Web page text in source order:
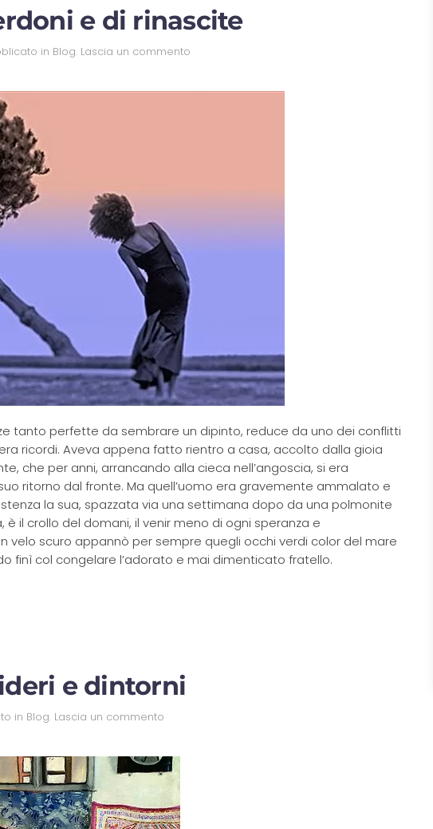
e di rinascite
in Blog. Lascia un commento
tanto perfette da sembrare un dipinto, reduce da uno dei conflitti
ricordi. Aveva appena fatto rientro a casa, accolto dalla gioia
che per anni, arrancando alla cieca nell’angoscia, si era
ritorno dal fronte. Ma quell’uomo era gravemente ammalato e
la sua, spazzata via una settimana dopo da una polmonite
il crollo del domani, il venir meno di ogni speranza e
velo scuro appannò per sempre quegli occhi verdi color del mare
finì col congelare l’adorato e mai dimenticato fratello.
e dintorni
in Blog. Lascia un commento